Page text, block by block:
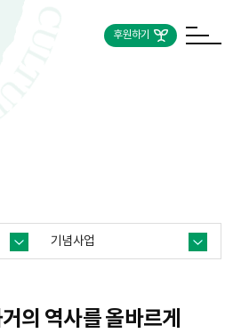
후원하기
기념사업
의 역사를올바르게